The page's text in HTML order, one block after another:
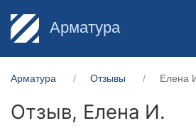
Арматура
Арматура Отзывы Елена
Отзыв, Елена И.